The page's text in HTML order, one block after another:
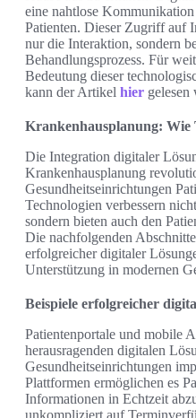
eine nahtlose
Patienten. Dieser Zugriff auf
nur die Interaktion, sondern
Behandlungsprozess. Für
Bedeutung dieser
kann der Artikel hier gelesen
Krankenhausplanung: Wie
Die Integration digitaler
Krankenhausplanung
Gesundheitseinrichtungen
Technologien verbessern
sondern bieten auch den
Die nachfolgenden
erfolgreicher digitaler
Unterstützung in modernen
Beispiele erfolgreicher
Patientenportale und mobile
herausragenden digitalen
Gesundheitseinrichtungen
Plattformen ermöglichen es
Informationen in Echtzeit